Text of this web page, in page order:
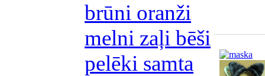
brūni oranži
melni zaļi bēši
pelēki samta